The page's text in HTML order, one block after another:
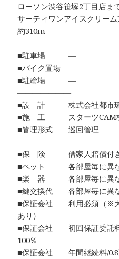
ローソン渋谷笹塚2丁目店ま
サーティワンアイスクリー
約310m
■駐車場 ―
■バイク置場 ―
■駐輪場 ―
―――――――
■設 計 株式会社都市環
■施 工 スターツCAM
■管理形式 巡回管理
―――――――
■保 険 借家人賠償付き
■ペット 各部屋毎に異
■楽 器 各部屋毎に異
■鍵交換代 各部屋毎に異
■保証会社 利用必須（※大
あり）
■保証会社 初回保証委託料
100％
■保証会社 年間継続料/0.8